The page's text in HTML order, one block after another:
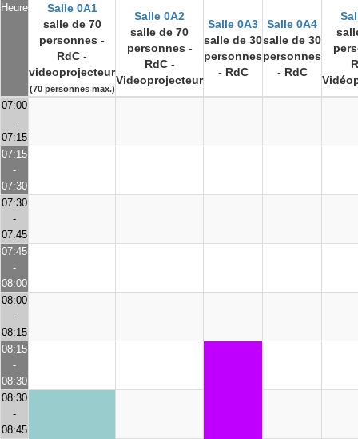
Heure
Salle 0A1
salle de 70
personnes -
RdC -
videoprojecteur
(70 personnes max.)
Salle 0A2
salle de 70
personnes -
RdC -
Videoprojecteur
Salle 0A3
salle de 30
personnes
- RdC
Salle 0A4
salle de 30
personnes
- RdC
07:00
-
07:15
07:15
-
07:30
07:30
-
07:45
07:45
-
08:00
08:00
-
08:15
08:15
-
08:30
08:30
-
08:45